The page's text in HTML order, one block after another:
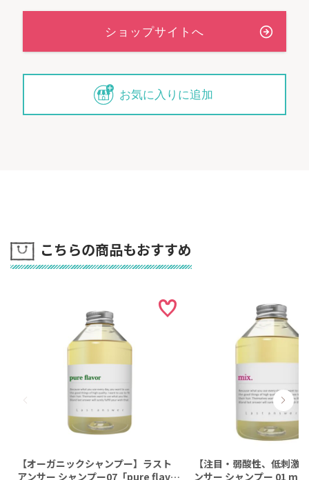
お気に入りに追加
こちらの商品もおすすめ
【オーガニックシャンプー】ラスト
アンサー シャンプー07「pure flavo
【注目・弱酸性、低刺激
ンサー シャンプー 01